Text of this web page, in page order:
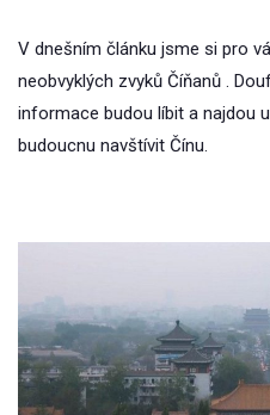
V dnešním článku jsme si pro
neobvyklých zvyků Číňanů .
informace budou líbit a najdou
budoucnu navštívit Čínu.